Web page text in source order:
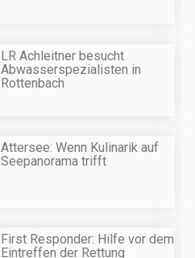
LR Achleitner besucht
Abwasserspezialisten in
Rottenbach
Attersee: Wenn Kulinarik auf
Seepanorama trifft
First Responder: Hilfe vor dem
Eintreffen der Rettung